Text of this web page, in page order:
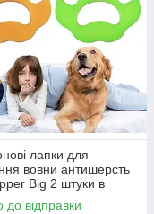
лапки для
вовни антишерсть
Big 2 штуки в
95 мм
до відправки